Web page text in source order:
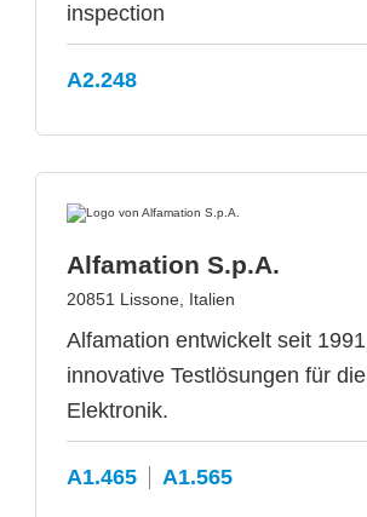
inspection
A2.248
Alfamation S.p.A.
20851 Lissone, Italien
Alfamation entwickelt seit 1991
innovative Testlösungen für die
Elektronik.
A1.465 A1.565